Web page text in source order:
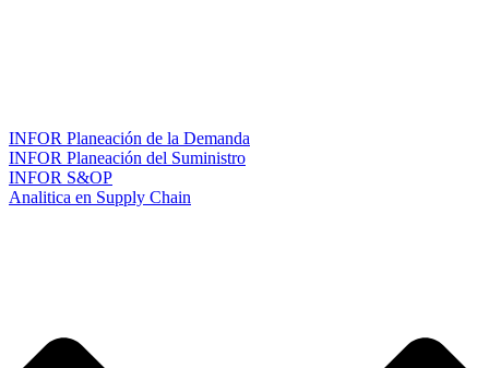
INFOR Planeación de la Demanda
INFOR Planeación del Suministro
INFOR S&OP
Analitica en Supply Chain